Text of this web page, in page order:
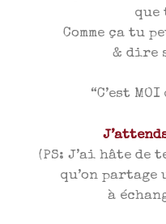
que
Comme ça tu
& dire
“C’est
(PS: J’ai hâte
qu’on
à